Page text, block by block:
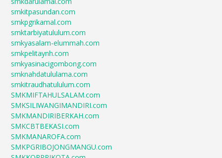
smkitpasundan.com
smkpgrikamal.com
smktarbiyatululum.com
smkyasalam-elummah.com
smkpelitaynh.com
smkyasinacigombong.com
smknahdatululama.com
smkitraudhatululum.com
SMKMIFTAHULSALAM.com
SMKSILIWANGIMANDIRI.com
SMKMANDIRIBERKAH.com
SMKCBTBEKASI.com
SMKMANAROFA.com
SMKPGRIBOJONGMANGU.com